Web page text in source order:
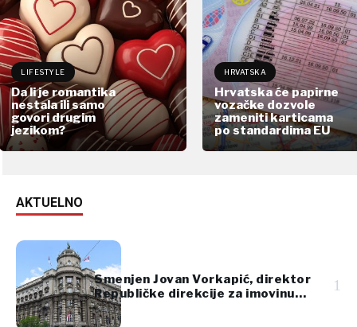
LIFESTYLE
Da li je romantika
nestala ili samo
govori drugim
jezikom?
HRVATSKA
Hrvatska će papirne
vozačke dozvole
zameniti karticama
po standardima EU
AKTUELNO
Smenjen Jovan Vorkapić, direktor
Republičke direkcije za imovinu
Srbije
1